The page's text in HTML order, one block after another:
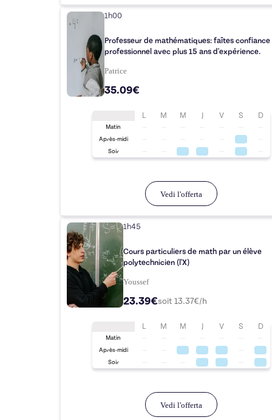
1h00
Professeur de mathématiques: faîtes confiance
professionnel avec plus 15 ans d'expérience.
Patrice
35.09€
L M M J V S D
Matin
Après-midi
Soir
Vedi l'offerta
1h45
Cours particuliers de math par un élève
polytechnicien (l'X)
Youssef
23.39€soit 13.37€/h
L M M J V S D
Matin
Après-midi
Soir
Vedi l'offerta